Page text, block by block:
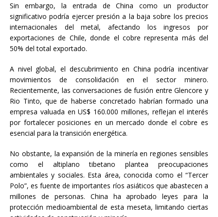
Sin embargo, la entrada de China como un productor
significativo podría ejercer presión a la baja sobre los precios
internacionales del metal, afectando los ingresos por
exportaciones de Chile, donde el cobre representa más del
50% del total exportado.
A nivel global, el descubrimiento en China podría incentivar
movimientos de consolidación en el sector minero.
Recientemente, las conversaciones de fusión entre Glencore y
Rio Tinto, que de haberse concretado habrían formado una
empresa valuada en US$ 160.000 millones, reflejan el interés
por fortalecer posiciones en un mercado donde el cobre es
esencial para la transición energética.
No obstante, la expansión de la minería en regiones sensibles
como el altiplano tibetano plantea preocupaciones
ambientales y sociales. Esta área, conocida como el “Tercer
Polo”, es fuente de importantes ríos asiáticos que abastecen a
millones de personas. China ha aprobado leyes para la
protección medioambiental de esta meseta, limitando ciertas